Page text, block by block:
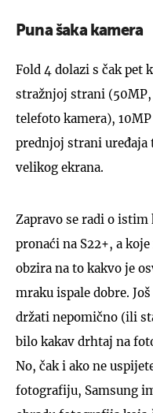
Puna šaka kamera
Fold 4 dolazi s čak pet
stražnjoj strani (50MP,
telefoto kamera),
prednjoj strani uređaja
velikog ekrana.
Zapravo se radi o istim
pronaći na S22+, a
obzira na to kakvo je
mraku ispale dobre.
držati nepomično (ili
bilo kakav drhtaj na
No, čak i ako ne
fotografiju, Samsung